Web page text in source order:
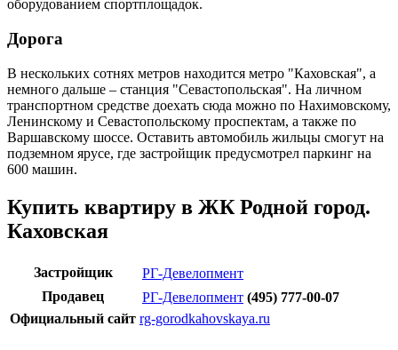
оборудованием спортплощадок.
Дорога
В нескольких сотнях метров находится метро "Каховская", а
немного дальше – станция "Севастопольская". На личном
транспортном средстве доехать сюда можно по Нахимовскому,
Ленинскому и Севастопольскому проспектам, а также по
Варшавскому шоссе. Оставить автомобиль жильцы смогут на
подземном ярусе, где застройщик предусмотрел паркинг на
600 машин.
Купить квартиру в ЖК Родной город.
Каховская
Застройщик
РГ-Девелопмент
Продавец
РГ-Девелопмент (495) 777-00-07
Официальный сайт rg-gorodkahovskaya.ru